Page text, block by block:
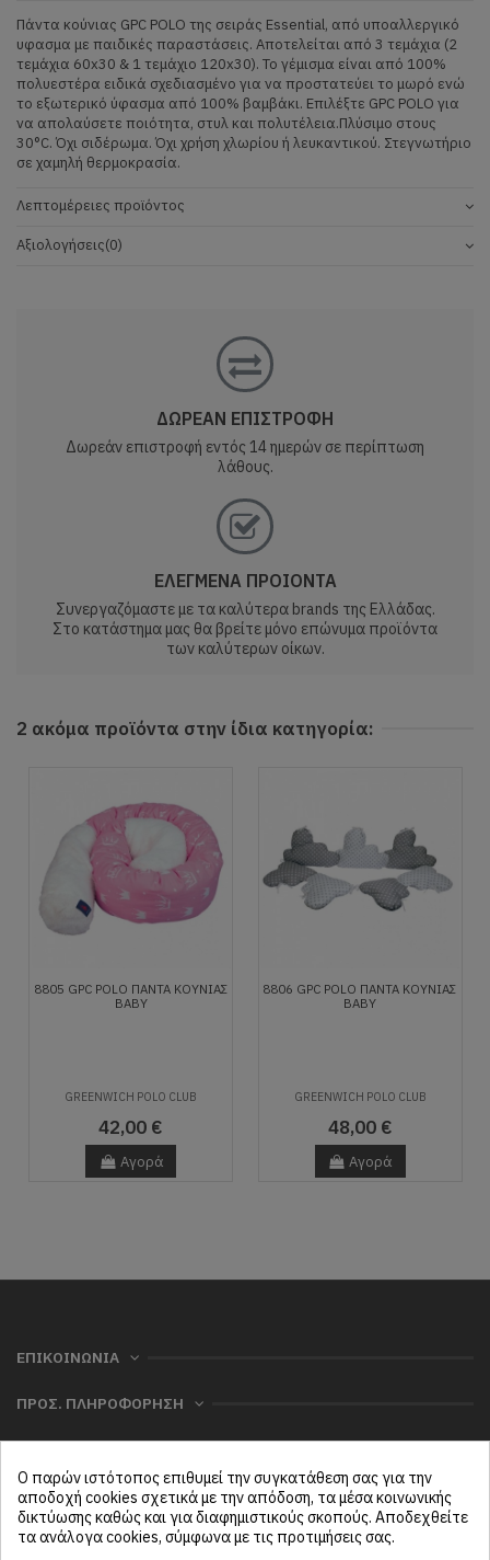
Πάντα κούνιας GPC POLO της σειράς Essential, από υποαλλεργικό
υφασμα με παιδικές παραστάσεις. Αποτελείται από 3 τεμάχια (2
τεμάχια 60x30 & 1 τεμάχιο 120x30). Το γέμισμα είναι από 100%
πολυεστέρα ειδικά σχεδιασμένο για να προστατεύει το μωρό ενώ
το εξωτερικό ύφασμα από 100% βαμβάκι. Επιλέξτε GPC POLO για
να απολαύσετε ποιότητα, στυλ και πολυτέλεια.Πλύσιμο στους
30°C. Όχι σιδέρωμα. Όχι χρήση χλωρίου ή λευκαντικού. Στεγνωτήριο
σε χαμηλή θερμοκρασία.
Λεπτομέρειες προϊόντος
Αξιολογήσεις(0)
ΔΩΡΕΑΝ ΕΠΙΣΤΡΟΦΗ
Δωρεάν επιστροφή εντός 14 ημερών σε περίπτωση
λάθους.
ΕΛΕΓΜΕΝΑ ΠΡΟΙΟΝΤΑ
Συνεργαζόμαστε με τα καλύτερα brands της Ελλάδας.
Στο κατάστημα μας θα βρείτε μόνο επώνυμα προϊόντα
των καλύτερων οίκων.
2 ακόμα προϊόντα στην ίδια κατηγορία:
8805 GPC POLO ΠΑΝΤΑ ΚΟΥΝΙΑΣ
BABY
GREENWICH POLO CLUB
42,00 €
Αγορά
8806 GPC POLO ΠΑΝΤΑ ΚΟΥΝΙΑΣ
BABY
GREENWICH POLO CLUB
48,00 €
Αγορά
ΕΠΙΚΟΙΝΩΝΙΑ
ΠΡΟΣ. ΠΛΗΡΟΦΟΡΗΣΗ
ΜΕΝΟΥ
Follow us
Ο παρών ιστότοπος επιθυμεί την συγκατάθεση σας για την
αποδοχή cookies σχετικά με την απόδοση, τα μέσα κοινωνικής
δικτύωσης καθώς και για διαφημιστικούς σκοπούς. Αποδεχθείτε
τα ανάλογα cookies, σύμφωνα με τις προτιμήσεις σας.